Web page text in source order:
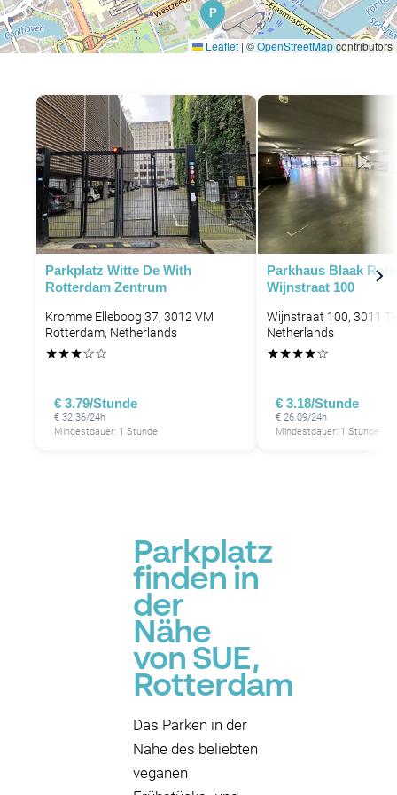
P
P
P
P
Leaflet | ©OpenStreetMapcontributors
Parkplatz Witte De With
Rotterdam Zentrum
Kromme Elleboog 37, 3012 VM
Rotterdam, Netherlands
★★★☆☆
€ 3.79/Stunde
€ 32.36/24h
Mindestdauer: 1 Stunde
Parkhaus Blaak
Wijnstraat 100
Wijnstraat 100, 3011
Netherlands
★★★★☆
€ 3.18/Stunde
€ 26.09/24h
Mindestdauer: 1 Stunde
Parkplatz
finden in
der
Nähe
von SUE,
Rotterdam
Das Parken in der
Nähe des beliebten
veganen